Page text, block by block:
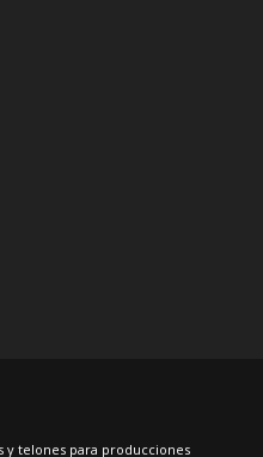
y telones para producciones